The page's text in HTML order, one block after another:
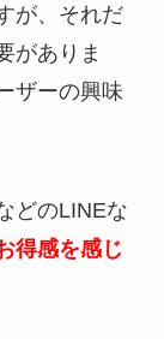
が、それだ
がありま
ザーの興味
どのLINEな
得感を感じ